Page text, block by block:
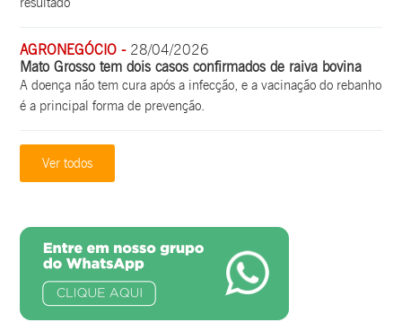
AGRONEGÓCIO -28/04/2026
Mato Grosso tem dois casos confirmados de raiva bovina
A doença não tem cura após a infecção, e a vacinação do rebanho
é a principal forma de prevenção.
Ver todos